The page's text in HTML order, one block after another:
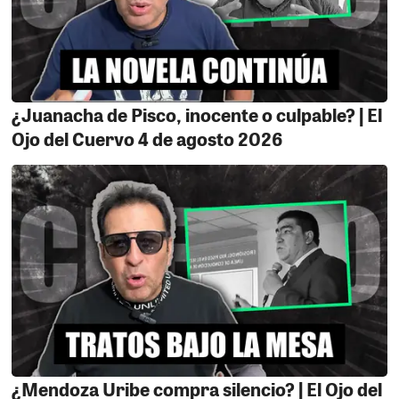
por delante 5 años de estudios. Ya la facultad de
Ciencias de la Comunicación de la UNICA, ha elaborado
un plan de acción para controlar a estos "Angelitos"
quienes estudiarán en el turno noche para que no
tengan excusas y asistan a clases de manera regular.
Consultada nuestra fuente nos dijo que "los tíos", así ya
se les conoce a nuestros amigos periodistas en esta
estudiar como se debe; no como el gusano negro que
chuleteaba y extorsionaba a los profesores para que lo
pasen en los cursos.
5- CRUCE A CIEGAS.Que esta pasando con la Sub
Gerencia de Transporte de Municipalidad de Ica, que no
hace nada para arreglar los semáforos de la mayoría
de cruces de nuestra ciudad. Según los quejosos estos
aparatos funcionan de manera deficiente. Por un lado
dan las señales correctas y por otro están como
apagados. Ni los semáforos de la plaza de armas
¿Juanacha de Pisco, inocente o culpable? | El
Ojo del Cuervo 4 de agosto 2026
¿Mendoza Uribe compra silencio? | El Ojo del